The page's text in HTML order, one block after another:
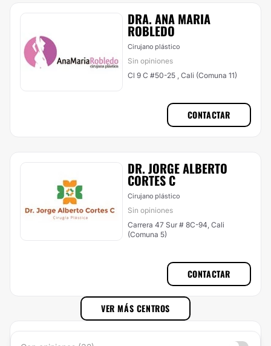
DRA. ANA MARIA
ROBLEDO
Cirujano plástico
Sin opiniones
Cl 9 C #50-25 , Cali (Comuna 11)
CONTACTAR
DR. JORGE ALBERTO
CORTES C
Cirujano plástico
Sin opiniones
Carrera 47 Sur # 8C-94, Cali
(Comuna 5)
CONTACTAR
VER MÁS CENTROS